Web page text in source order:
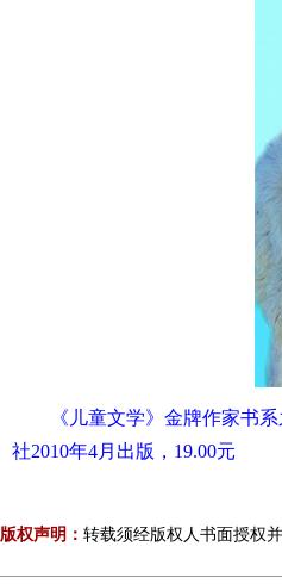
《儿童文学》金牌作家书
社2010年4月出版，19.00元
版权声明： 转载须经版权人书面授权